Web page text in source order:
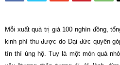
Mỗi xuất quà trị giá 100 nghìn đồng,
kinh phí thu được do Đại đức quyên
tín thí ủng hộ. Tuy là một món quà